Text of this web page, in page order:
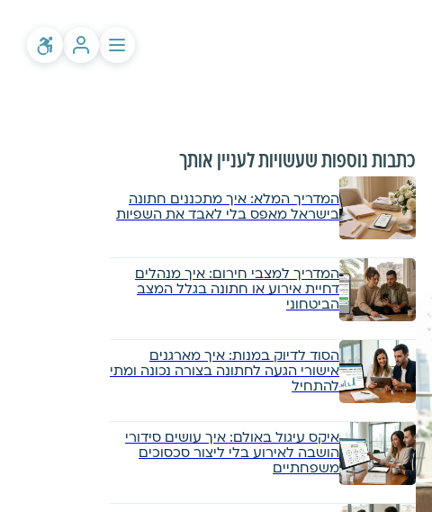
כתבות נוספות שעשויות לעניין אותך
המדריך המלא: איך מתכננים חתונה
בישראל מאפס בלי לאבד את השפיות
המדריך למצבי חירום: איך מנהלים
דחיית אירוע או חתונה בגלל המצב
הביטחוני
הסוד לדיוק במנות: איך מארגנים
אישורי הגעה לחתונה בצורה נכונה ומתי
להתחיל
איקס עיגול באולם: איך עושים סידורי
הושבה לאירוע בלי ליצור סכסוכים
משפחתיים